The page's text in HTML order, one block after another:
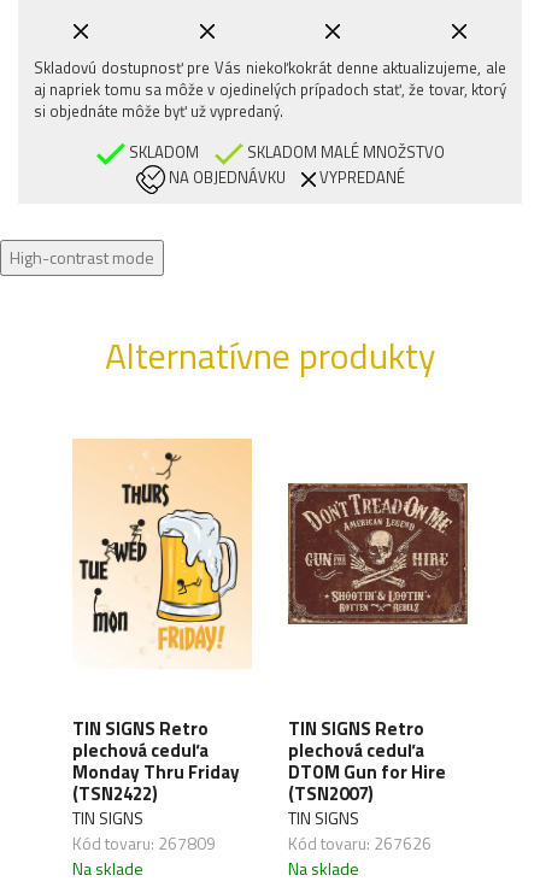
Skladovú dostupnosť pre Vás niekoľkokrát denne aktualizujeme, ale
aj napriek tomu sa môže v ojedinelých prípadoch stať, že tovar, ktorý
si objednáte môže byť už vypredaný.
SKLADOM
SKLADOM MALÉ MNOŽSTVO
NA OBJEDNÁVKU
VYPREDANÉ
High-contrast mode
Alternatívne produkty
TIN SIGNS Retro
plechová ceduľa
Monday Thru Friday
(TSN2422)
TIN SIGNS
Kód tovaru: 267809
Na sklade
TIN SIGNS Retro
plechová ceduľa
DTOM Gun for Hire
(TSN2007)
TIN SIGNS
Kód tovaru: 267626
Na sklade